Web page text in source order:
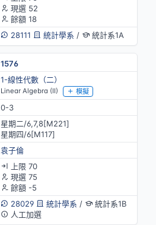
現選 52
餘額 18
28111
統計學系 / 統計系1A
1576
1-線性代數（二）
Linear Algebra (II) 模擬
0-3
星期二/6,7,8[M221]
星期四/6[M117]
袁子倫
上限 70
現選 75
餘額 -5
28029
統計學系 /
統計系1B
人工加選